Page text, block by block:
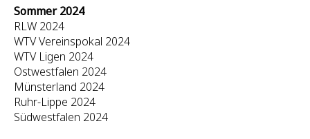
Sommer 2024
RLW 2024
WTV Vereinspokal 2024
WTV Ligen 2024
Ostwestfalen 2024
Münsterland 2024
Ruhr-Lippe 2024
Südwestfalen 2024